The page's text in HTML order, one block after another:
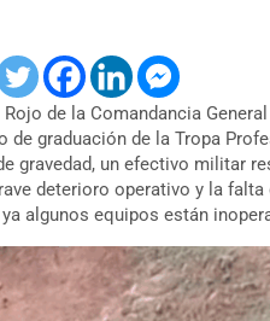
de la Comandancia
graduación de la Tropa
gravedad, un efectivo militar
deterioro operativo y la
algunos equipos están